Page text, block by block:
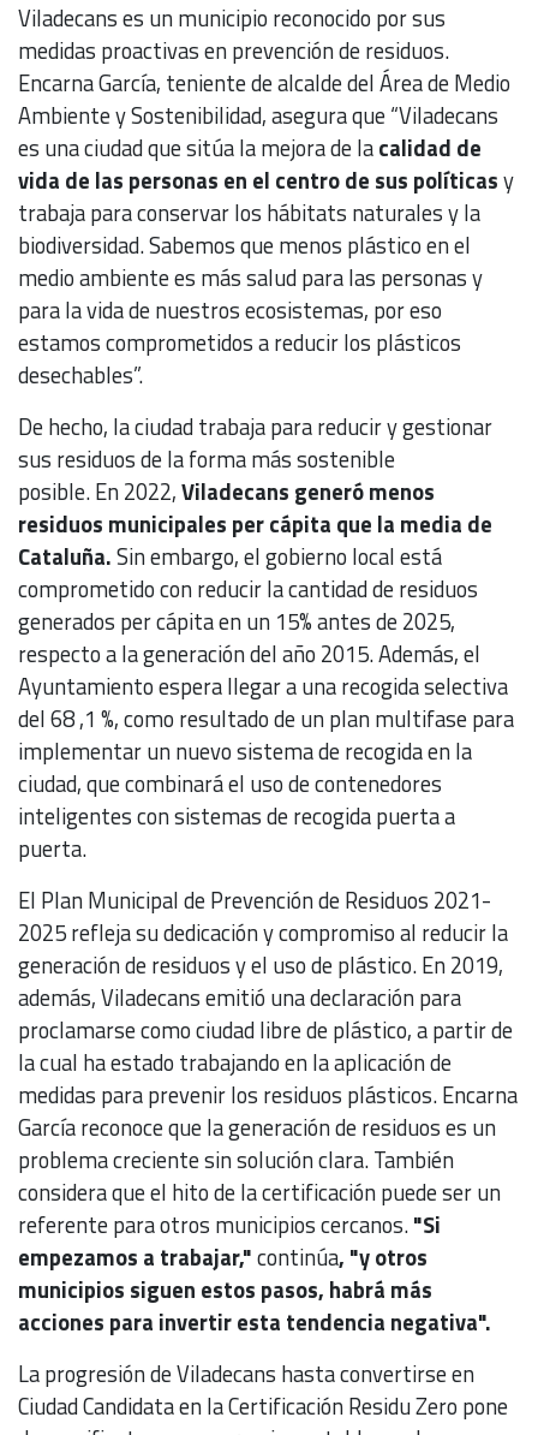
Viladecans es un municipio reconocido por sus
medidas proactivas en prevención de residuos.
Encarna García, teniente de alcalde del Área de Medio
Ambiente y Sostenibilidad, asegura que “Viladecans
es una ciudad que sitúa la mejora de lacalidad de
vida de las personas en el centro de sus políticasy
trabaja para conservar los hábitats naturales y la
biodiversidad. Sabemos que menos plástico en el
medio ambiente es más salud para las personas y
para la vida de nuestros ecosistemas, por eso
estamos comprometidos a reducir los plásticos
desechables”.
De hecho, la ciudad trabaja para reducir y gestionar
sus residuos de la forma más sostenible
posible. En 2022,Viladecans generó menos
residuos municipales per cápita que la media de
Cataluña.Sin embargo, el gobierno local está
comprometido con reducir la cantidad de residuos
generados per cápita en un 15% antes de 2025,
respecto a la generación del año 2015. Además, el
Ayuntamiento espera llegar a una recogida selectiva
del 68 ,1 %, como resultado de un plan multifase para
implementar un nuevo sistema de recogida en la
ciudad, que combinará el uso de contenedores
inteligentes con sistemas de recogida puerta a
puerta.
El Plan Municipal de Prevención de Residuos 2021-
2025 refleja su dedicación y compromiso al reducir la
generación de residuos y el uso de plástico. En 2019,
además, Viladecans emitió una declaración para
proclamarse como ciudad libre de plástico, a partir de
la cual ha estado trabajando en la aplicación de
medidas para prevenir los residuos plásticos. Encarna
García reconoce que la generación de residuos es un
problema creciente sin solución clara. También
considera que el hito de la certificación puede ser un
referente para otros municipios cercanos."Si
empezamos a trabajar,"continúa, "y otros
municipios siguen estos pasos, habrá más
acciones para invertir esta tendencia negativa".
La progresión de Viladecans hasta convertirse en
Ciudad Candidata en la Certificación Residu Zero pone